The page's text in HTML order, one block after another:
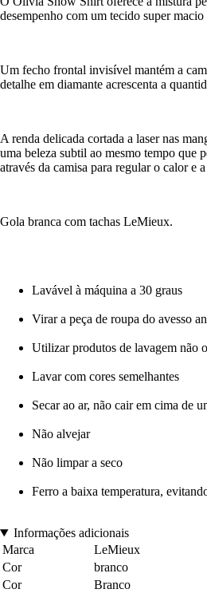
desempenho com um tecido super macio
Um fecho frontal invisível mantém a
detalhe em diamante acrescenta a
A renda delicada cortada a laser nas
uma beleza subtil ao mesmo tempo que
através da camisa para regular o calor e
Gola branca com tachas LeMieux.
Lavável à máquina a 30 graus
Virar a peça de roupa do avesso
Utilizar produtos de lavagem não
Lavar com cores semelhantes
Secar ao ar, não cair em cima de
Não alvejar
Não limpar a seco
Ferro a baixa temperatura,
Informações adicionais
Marca
LeMieux
Cor
branco
Cor
Branco